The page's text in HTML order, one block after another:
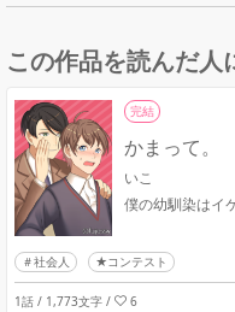
この作品を読んだ人
完結
かまって。
いこ
僕の幼馴染はイ
社会人 ★コンテスト
1話 / 1,773文字 / 6